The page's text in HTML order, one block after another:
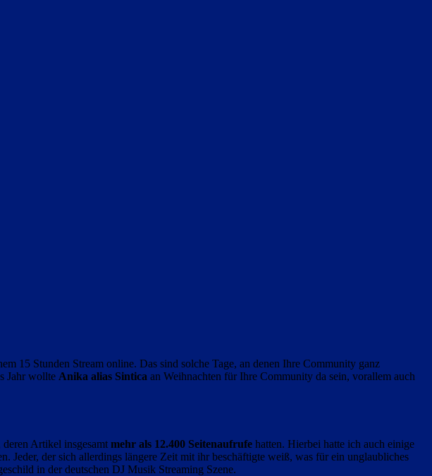
15 Stunden Stream online. Das sind solche Tage, an denen Ihre Community ganz
Jahr wollte Anika alias Sintica an Weihnachten für Ihre Community da sein, vorallem auch
deren Artikel insgesamt mehr als 12.400 Seitenaufrufe hatten. Hierbei hatte ich auch einige
Jeder, der sich allerdings längere Zeit mit ihr beschäftigte weiß, was für ein unglaubliches
in der deutschen DJ Musik Streaming Szene.